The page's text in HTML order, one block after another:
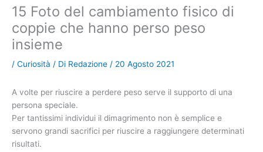
15 Foto del cambiamento fisico di
coppie che hanno perso peso
insieme
/ Curiosità / Di Redazione / 20 Agosto 2021
A volte per riuscire a perdere peso serve il supporto di una
persona speciale.
Per tantissimi individui il dimagrimento non è semplice e
servono grandi sacrifici per riuscire a raggiungere determinati
risultati.